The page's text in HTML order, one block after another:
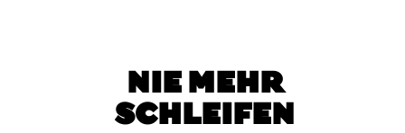
NIE MEHR
SCHLEIFEN